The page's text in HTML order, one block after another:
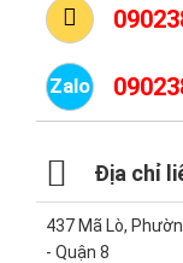
Zalo
Địa chỉ
437 Mã Lò,
- Quận 8